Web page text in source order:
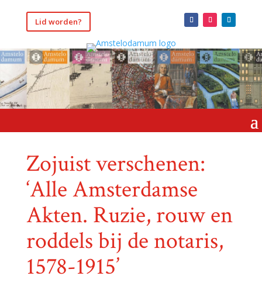
Lid worden?
Zojuist verschenen:
‘Alle Amsterdamse
Akten. Ruzie, rouw en
roddels bij de notaris,
1578-1915’